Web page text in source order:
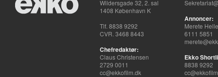
Wildersgade 32, 2. sal
1408 København K
Tlf. 8838 9292
CVR. 3468 8443
Chefredaktør:
Claus Christensen
2729 0011
cc@ekkofilm.dk
Annoncer:
Merete
6111 5851
Ekko
8838 9292